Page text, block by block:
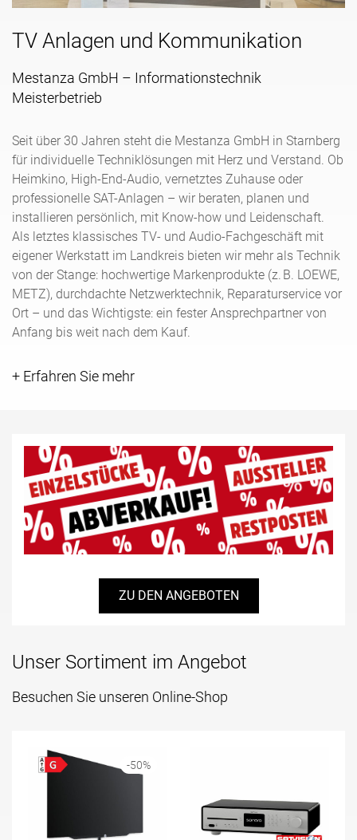
TV Anlagen und Kommunikation
Mestanza GmbH – Informationstechnik
Meisterbetrieb
Seit über 30 Jahren steht die Mestanza GmbH in Starnberg
für individuelle Techniklösungen mit Herz und Verstand. Ob
Heimkino, High-End-Audio, vernetztes Zuhause oder
professionelle SAT-Anlagen – wir beraten, planen und
installieren persönlich, mit Know-how und Leidenschaft.
Als letztes klassisches TV- und Audio-Fachgeschäft mit
eigener Werkstatt im Landkreis bieten wir mehr als Technik
von der Stange: hochwertige Markenprodukte (z. B. LOEWE,
METZ), durchdachte Netzwerktechnik, Reparaturservice vor
Ort – und das Wichtigste: ein fester Ansprechpartner von
Anfang bis weit nach dem Kauf.
+ Erfahren Sie mehr
ZU DEN ANGEBOTEN
Unser Sortiment im Angebot
Besuchen Sie unseren Online-Shop
-50%